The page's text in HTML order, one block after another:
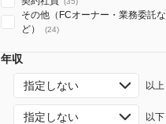
その他（FCオーナー・業務委託な
ど）
(24)
年収
指定しない 以上
指定しない 以下